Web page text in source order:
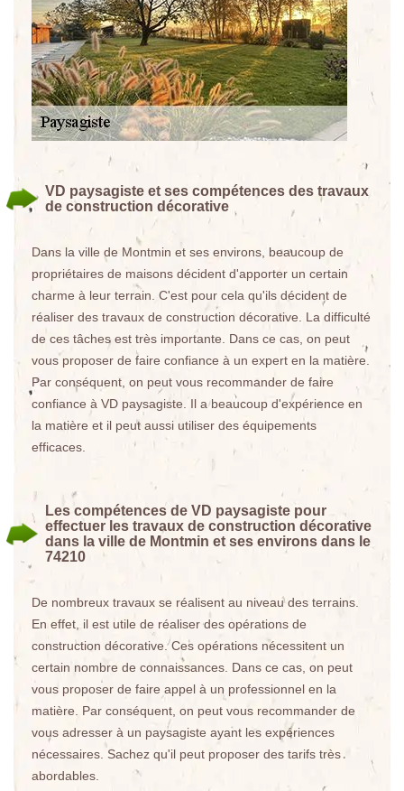
VD paysagiste et ses compétences des travaux
de construction décorative
Dans la ville de Montmin et ses environs, beaucoup de
propriétaires de maisons décident d'apporter un certain
charme à leur terrain. C'est pour cela qu'ils décident de
réaliser des travaux de construction décorative. La difficulté
de ces tâches est très importante. Dans ce cas, on peut
vous proposer de faire confiance à un expert en la matière.
Par conséquent, on peut vous recommander de faire
confiance à VD paysagiste. Il a beaucoup d'expérience en
la matière et il peut aussi utiliser des équipements
efficaces.
Les compétences de VD paysagiste pour
effectuer les travaux de construction décorative
dans la ville de Montmin et ses environs dans le
74210
De nombreux travaux se réalisent au niveau des terrains.
En effet, il est utile de réaliser des opérations de
construction décorative. Ces opérations nécessitent un
certain nombre de connaissances. Dans ce cas, on peut
vous proposer de faire appel à un professionnel en la
matière. Par conséquent, on peut vous recommander de
vous adresser à un paysagiste ayant les expériences
nécessaires. Sachez qu'il peut proposer des tarifs très
abordables.